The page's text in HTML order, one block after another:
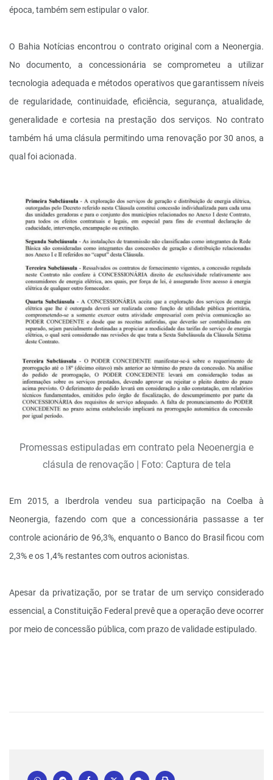
época, também sem estipular o valor.
O Bahia Notícias encontrou o contrato original com a Neonergia.
No documento, a concessionária se comprometeu a utilizar
tecnologia adequada e métodos operativos que garantissem níveis
de regularidade, continuidade, eficiência, segurança, atualidade,
generalidade e cortesia na prestação dos serviços. No contrato
também há uma clásula permitindo uma renovação por 30 anos, a
qual foi acionada.
Promessas estipuladas em contrato pela Neoenergia e
clásula de renovação | Foto: Captura de tela
Em 2015, a Iberdrola vendeu sua participação na Coelba à
Neonergia, fazendo com que a concessionária passasse a ter
controle acionário de 96,3%, enquanto o Banco do Brasil ficou com
2,3% e os 1,4% restantes com outros acionistas.
Apesar da privatização, por se tratar de um serviço considerado
essencial, a Constituição Federal prevê que a operação deve ocorrer
por meio de concessão pública, com prazo de validade estipulado.